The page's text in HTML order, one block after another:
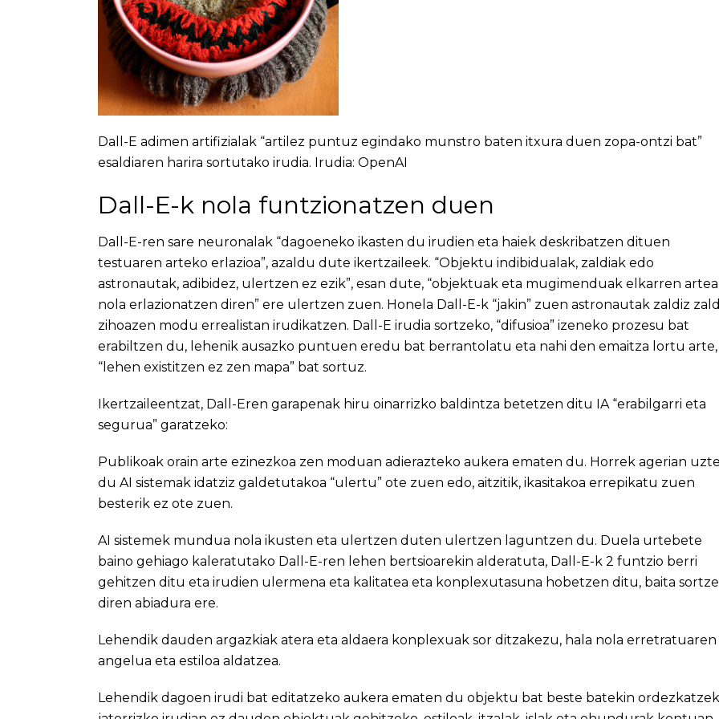
Dall-E adimen artifizialak “artilez puntuz egindako munstro baten itxura duen zopa-ontzi bat”
esaldiaren harira sortutako irudia. Irudia: OpenAI
Dall-E-k nola funtzionatzen duen
Dall-E-ren sare neuronalak “dagoeneko ikasten du irudien eta haiek deskribatzen dituen
testuaren arteko erlazioa”, azaldu dute ikertzaileek. “Objektu indibidualak, zaldiak edo
astronautak, adibidez, ulertzen ez ezik”, esan dute, “objektuak eta mugimenduak elkarren
nola erlazionatzen diren” ere ulertzen zuen. Honela Dall-E-k “jakin” zuen astronautak zaldiz
zihoazen modu errealistan irudikatzen. Dall-E irudia sortzeko, “difusioa” izeneko prozesu bat
erabiltzen du, lehenik ausazko puntuen eredu bat berrantolatu eta nahi den emaitza lortu arte,
“lehen existitzen ez zen mapa” bat sortuz.
Ikertzaileentzat, Dall-Eren garapenak hiru oinarrizko baldintza betetzen ditu IA “erabilgarri eta
segurua” garatzeko:
Publikoak orain arte ezinezkoa zen moduan adierazteko aukera ematen du. Horrek agerian
du AI sistemak idatziz galdetutakoa “ulertu” ote zuen edo, aitzitik, ikasitakoa errepikatu zuen
besterik ez ote zuen.
AI sistemek mundua nola ikusten eta ulertzen duten ulertzen laguntzen du. Duela urtebete
baino gehiago kaleratutako Dall-E-ren lehen bertsioarekin alderatuta, Dall-E-k 2 funtzio berri
gehitzen ditu eta irudien ulermena eta kalitatea eta konplexutasuna hobetzen ditu, baita
diren abiadura ere.
Lehendik dauden argazkiak atera eta aldaera konplexuak sor ditzakezu, hala nola erretratuaren
angelua eta estiloa aldatzea.
Lehendik dagoen irudi bat editatzeko aukera ematen du objektu bat beste batekin